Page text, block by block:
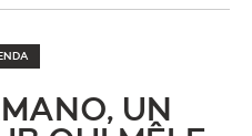
UN